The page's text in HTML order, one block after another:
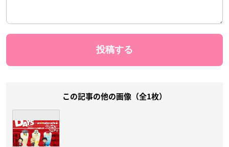
この記事の他の画像（全1枚）